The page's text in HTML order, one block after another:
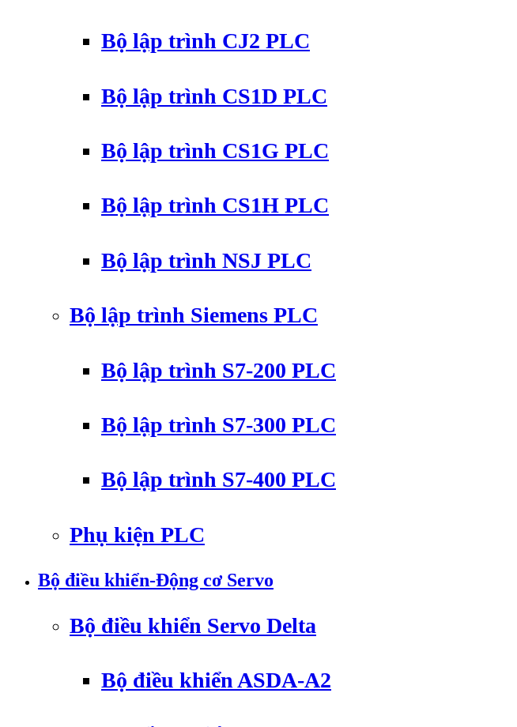
Bộ lập trình CJ2 PLC
Bộ lập trình CS1D PLC
Bộ lập trình CS1G PLC
Bộ lập trình CS1H PLC
Bộ lập trình NSJ PLC
Bộ lập trình Siemens PLC
Bộ lập trình S7-200 PLC
Bộ lập trình S7-300 PLC
Bộ lập trình S7-400 PLC
Phụ kiện PLC
Bộ điều khiển-Động cơ Servo
Bộ điều khiển Servo Delta
Bộ điều khiển ASDA-A2